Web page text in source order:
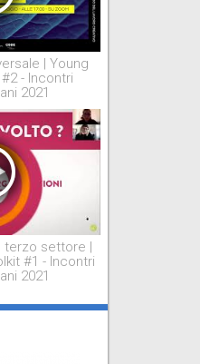
| Young
- Incontri
2021
terzo settore |
#1 - Incontri
2021